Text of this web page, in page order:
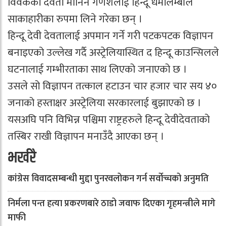
साकाहारीका रुपमा लिने गरेका छन् ।
हिन्दू देवी देवतालाई अपमान गर्ने गरी पटकपटक विज्ञापन
बनाइएको उल्लेख गर्दै अस्ट्रेलियास्थित द हिन्दू काउन्सिलले
घटनालाई गम्भीरताका साथ लिएको जनाएको छ ।
उसले सो विज्ञापन तत्काल हटाउन चार हजार चार सय ४०
जनाको हस्ताक्षर अस्ट्रेलिया सरकारलाई बुझाएको छ ।
यसअघि पनि विभिन्न पश्चिमा राष्ट्रहरुले हिन्दू देवीदेवताको
तस्बिर राखी विज्ञापन मनाउँदै आएका छन् ।
भर्खरै
कांग्रेस विवादसम्बन्धी मुद्दा पुनरवलोकन गर्न सर्वोच्चको अनुमति
निर्मला पन्त हत्या प्रकरणबारे ठाडो जवाफ दिएका गृहमन्त्रीले मागे
माफी